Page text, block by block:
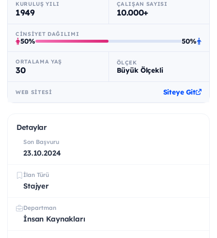
KURULUŞ YILI
1949
ÇALIŞAN SAYISI
10.000+
CINSIYET DAĞILIMI
50% 50%
ORTALAMA YAŞ
30
ÖLÇEK
Büyük Ölçekli
WEB SITESI Siteye Git
Detaylar
Son Başvuru
23.10.2024
İlan Türü
Stajyer
Departman
İnsan Kaynakları